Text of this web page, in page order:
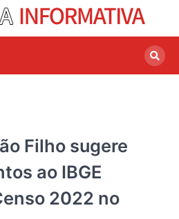
Filho sugere
ao IBGE
2022 no